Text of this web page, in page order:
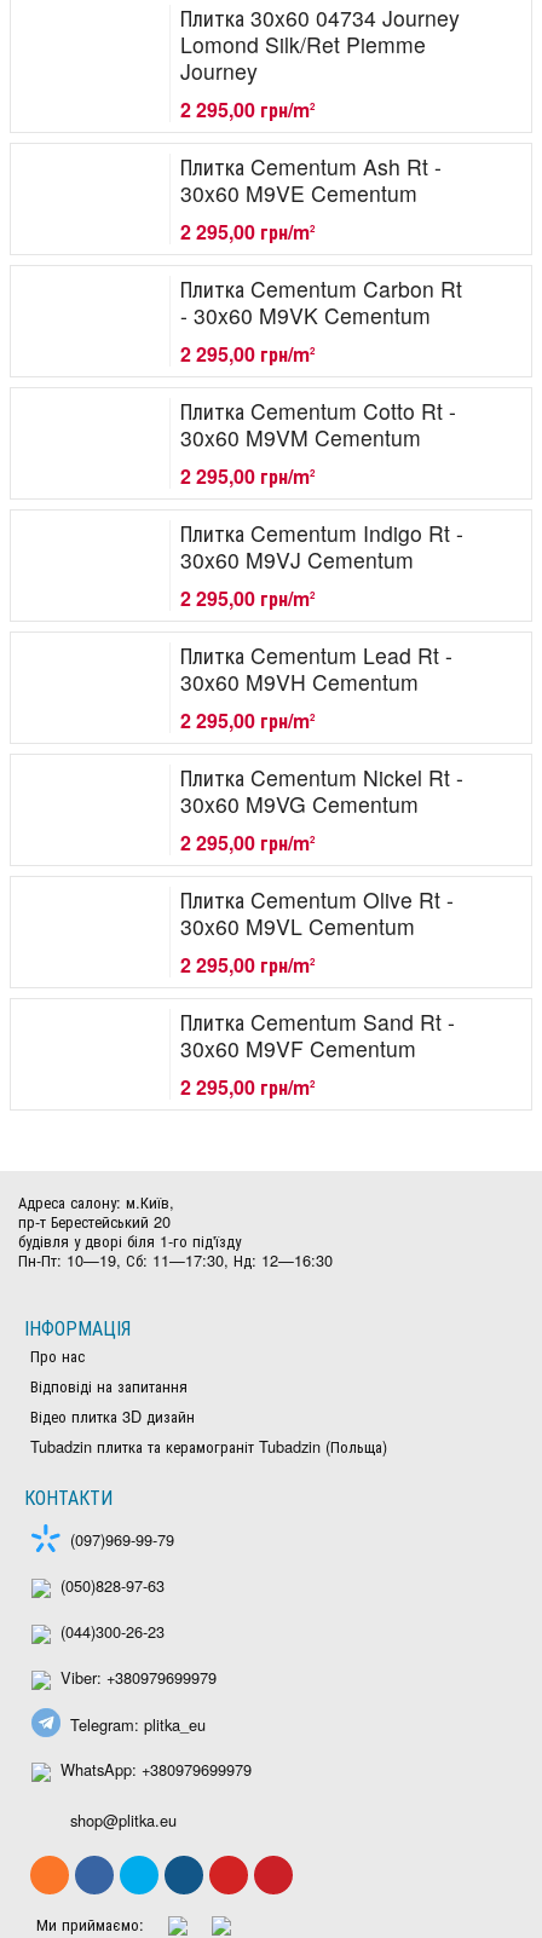
Плитка 30x60 04734 Journey
Lomond Silk/Ret Piemme
Journey
2 295,00 грн/m2
Плитка Cementum Ash Rt -
30x60 M9VE Cementum
2 295,00 грн/m2
Плитка Cementum Carbon Rt
- 30x60 M9VK Cementum
2 295,00 грн/m2
Плитка Cementum Cotto Rt -
30x60 M9VM Cementum
2 295,00 грн/m2
Плитка Cementum Indigo Rt -
30x60 M9VJ Cementum
2 295,00 грн/m2
Плитка Cementum Lead Rt -
30x60 M9VH Cementum
2 295,00 грн/m2
Плитка Cementum Nickel Rt -
30x60 M9VG Cementum
2 295,00 грн/m2
Плитка Cementum Olive Rt -
30x60 M9VL Cementum
2 295,00 грн/m2
Плитка Cementum Sand Rt -
30x60 M9VF Cementum
2 295,00 грн/m2
Адреса салону: м.Київ,
пр-т Берестейський 20
будівля у дворі біля 1-го під'їзду
Пн-Пт: 10—19, Сб: 11—17:30, Нд: 12—16:30
ІНФОРМАЦІЯ
Про нас
Відповіді на запитання
Відео плитка 3D дизайн
Tubadzin плитка та керамограніт Tubadzin (Польща)
КОНТАКТИ
(097)969-99-79
(050)828-97-63
(044)300-26-23
Viber: +380979699979
Telegram: plitka_eu
WhatsApp: +380979699979
shop@plitka.eu
Ми приймаємо: